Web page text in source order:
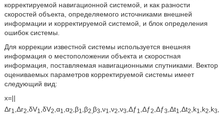
корректируемой навигационной системой, и как разности
скоростей объекта, определяемого источниками внешней
информации и корректируемой системой, и блок определения
ошибок системы.
Для коррекции известной системы используется внешняя
информация о местоположении объекта и скоростная
информация, поставляемая навигационными спутниками. Вектор
оцениваемых параметров корректируемой системы имеет
следующий вид:
x=||
Δr1 ,Δr2 ,δV1 ,δV2 ,α1 ,α2 ,β1 ,β2, β3 ,ν1 ,ν2 ,ν3 ,Δƒ1 ,Δƒ2 ,Δƒ3 ,Δt1 ,Δt2 ,k1 ,k2 ,k3